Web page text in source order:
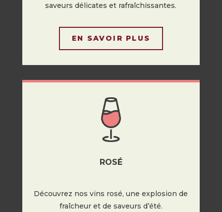
saveurs délicates et rafraîchissantes.
EN SAVOIR PLUS
ROSÉ
Découvrez nos vins rosé, une explosion de
fraîcheur et de saveurs d’été.